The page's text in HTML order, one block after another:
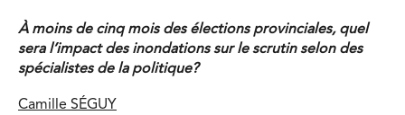
À moins de cinq mois des élections provinciales, quel
sera l’impact des inondations sur le scrutin selon des
spécialistes de la politique?
Camille SÉGUY